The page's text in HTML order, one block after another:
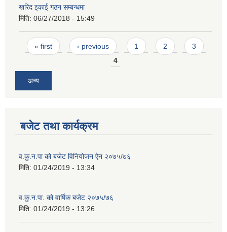
खरिद इकाई गठन सम्बन्धमा
मिति: 06/27/2018 - 15:49
Pages
« first ‹ previous 1 2
3
4
अन्य
बजेट तथा कार्यक्रम
व.कु.न.पा को बजेट विनियोजन ऐन २०७५/७६
मिति: 01/24/2019 - 13:34
व.कु.न.पा. को वार्षिक बजेट २०७५/७६
मिति: 01/24/2019 - 13:26